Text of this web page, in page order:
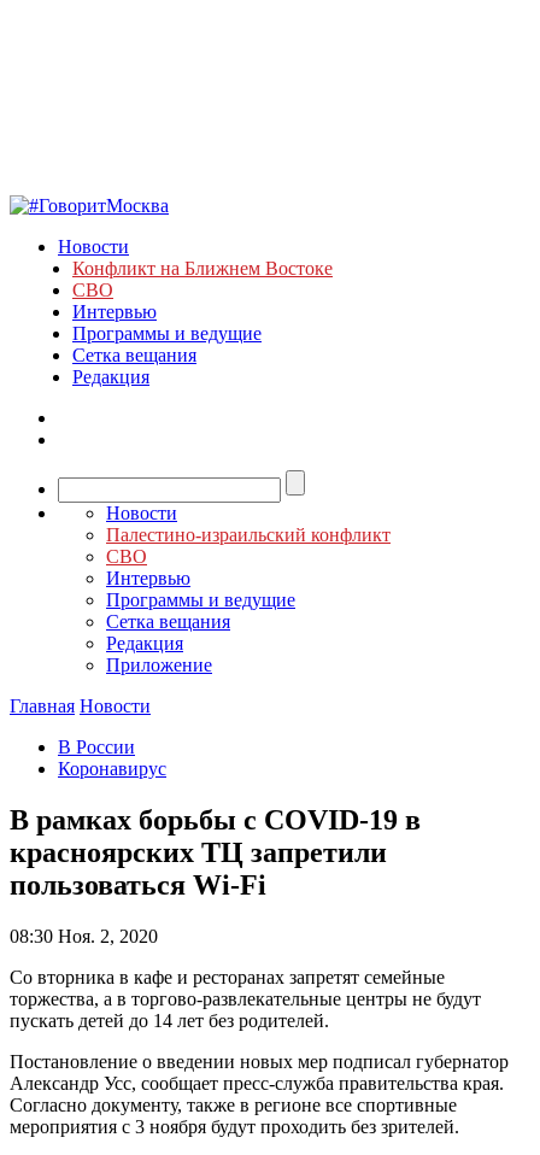
Новости
Конфликт на Ближнем Востоке
СВО
Интервью
Программы и ведущие
Сетка вещания
Редакция
Новости
Палестино-израильский конфликт
СВО
Интервью
Программы и ведущие
Сетка вещания
Редакция
Приложение
Главная Новости
В России
Коронавирус
В рамках борьбы с COVID-19 в
красноярских ТЦ запретили
пользоваться Wi-Fi
08:30 Ноя. 2, 2020
Со вторника в кафе и ресторанах запретят семейные
торжества, а в торгово-развлекательные центры не будут
пускать детей до 14 лет без родителей.
Постановление о введении новых мер подписал губернатор
Александр Усс, сообщает пресс-служба правительства края.
Согласно документу, также в регионе все спортивные
мероприятия с 3 ноября будут проходить без зрителей.